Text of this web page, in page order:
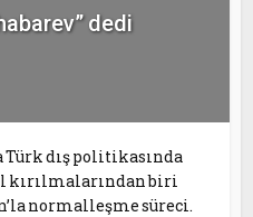
dedi
Türk dış politikasında
kırılmalarından biri
normalleşme süreci.